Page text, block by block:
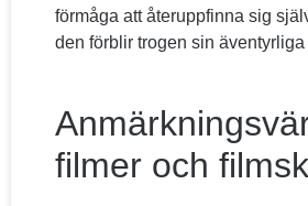
förmåga att återuppfinna sig
den förblir trogen sin äventyrliga
filmer och